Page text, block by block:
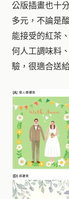
公版插畫也十
多元，不論是
能接受的紅茶
何人工調味料
驗，很適合送